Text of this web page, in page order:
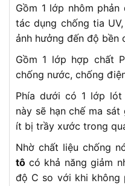
Gồm 1 lớp nhôm
tác dụng chống tia
ảnh hưởng đến độ bền
Gồm 1 lớp hợp chất
chống nước, chống
Phía dưới có 1 lớp
này sẽ hạn chế ma
ít bị trầy xước trong
Nhờ chất liệu chống
tô có khả năng giảm
độ C so với khi không